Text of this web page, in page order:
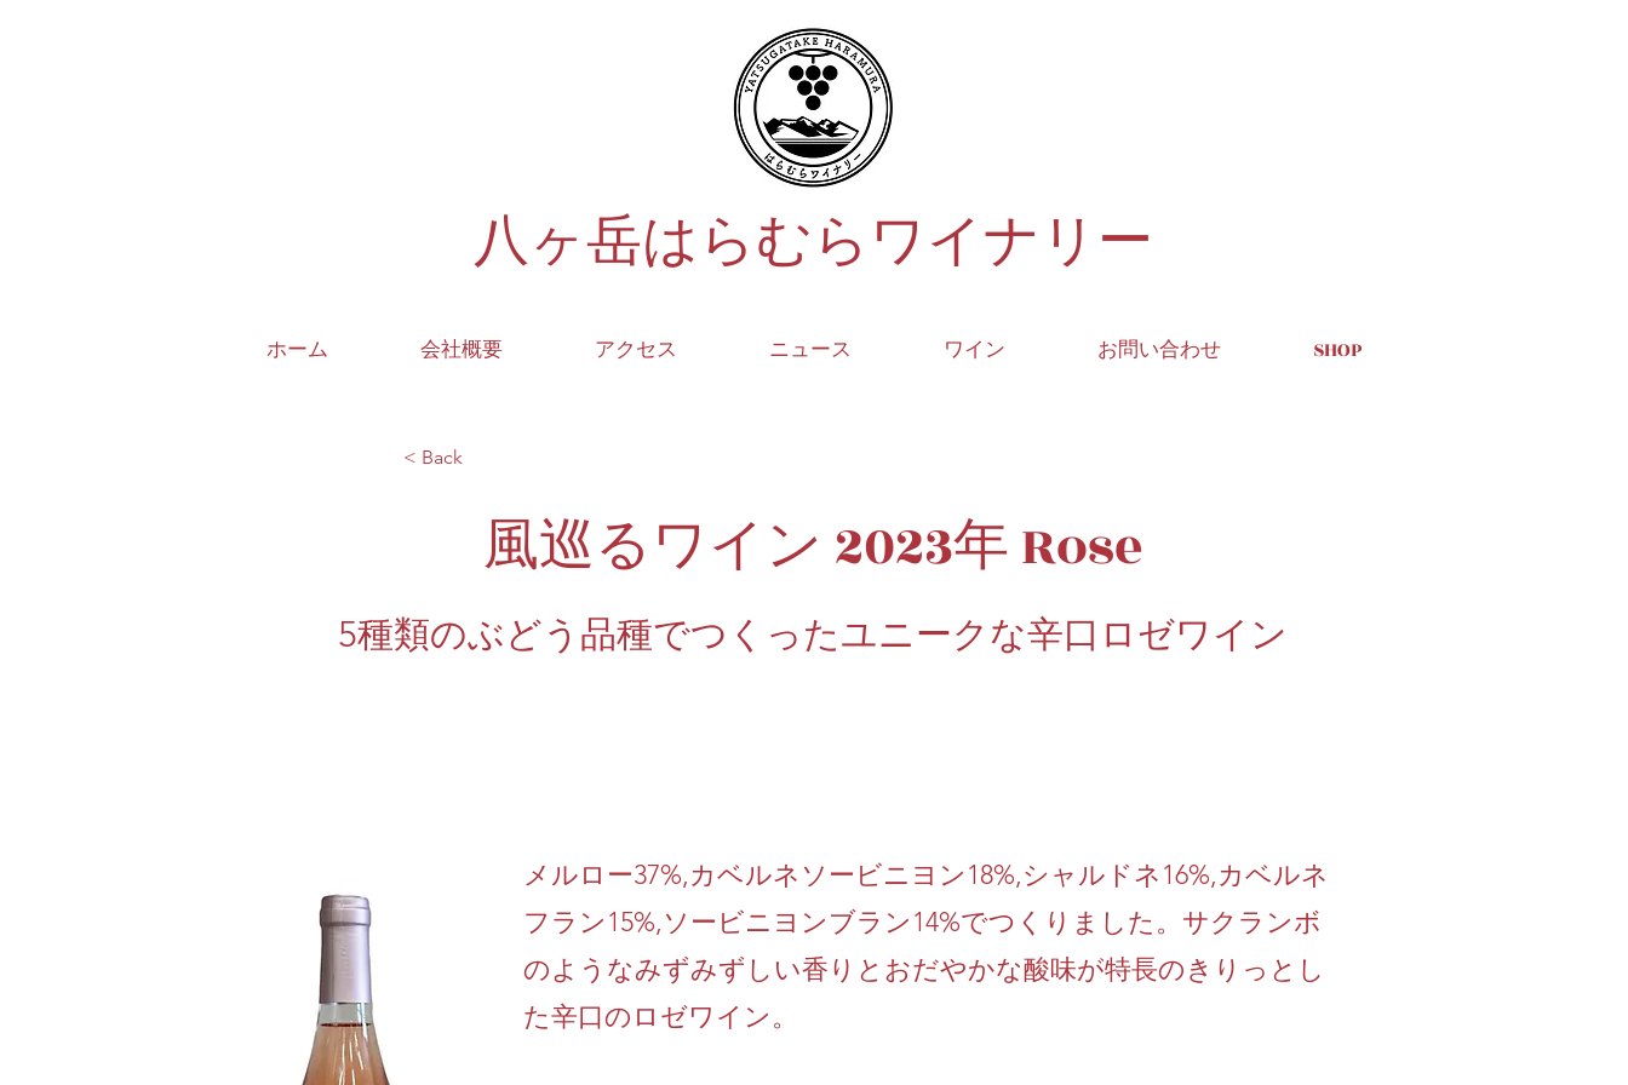
八ヶ岳はらむらワイナリー
ホーム 会社概要 アクセス ニュース ワイン お問い合わせ SHOP
< Back
風巡るワイン 2023年 Rose
5種類のぶどう品種でつくったユニークな辛口ロゼワイン
メルロー37%,カベルネソービニヨン18%,シャルドネ16%,カベルネ
フラン15%,ソービニヨンブラン14%でつくりました。サクランボ
のようなみずみずしい香りとおだやかな酸味が特長のきりっとし
た辛口のロゼワイン。